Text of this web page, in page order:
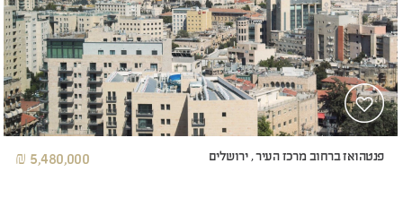
פנטהואז ברחוב מרכז העיר , ירושלים 5,480,000 ₪